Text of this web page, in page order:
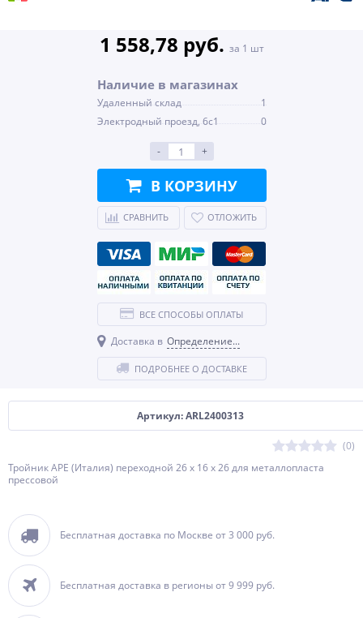
Артикул: ARL2400313
(0)
Тройник APE (Италия) переходной 26 х 16 х 26 для металлопласта
прессовой
Бесплатная доставка по Москве от 3 000 руб.
Бесплатная доставка в регионы от 9 999 руб.
1 558,78 руб. за 1 шт
Наличие в магазинах
Удаленный склад
1
Электродный проезд, 6с1
0
- +
В КОРЗИНУ
СРАВНИТЬ ОТЛОЖИТЬ
ВСЕ СПОСОБЫ ОПЛАТЫ
Доставка в Определение...
ПОДРОБНЕЕ О ДОСТАВКЕ